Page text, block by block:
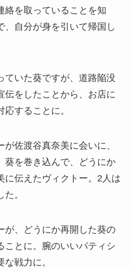
絡を取っていることを知
、自分が身を引いて帰国し
ていた葵ですが、道路陥没
伝をしたことから、お店に
することに。
が佐渡谷真奈美に会いに、
葵を巻き込んで、どうにか
に伝えたヴィクトー。2人は
。
が、どうにか再開した葵の
ことに。腕のいいパティシ
戦力に。